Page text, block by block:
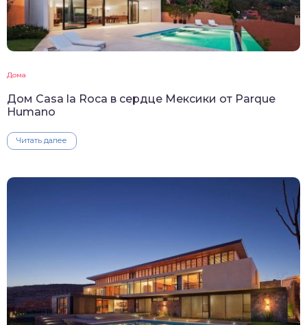
Дома
Дом Casa la Roca в сердце Мексики от Parque
Humano
Читать далее